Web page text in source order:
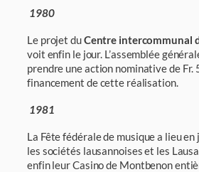
1980
Le projet duCentre intercommunal
voit enfin le jour. L’assemblée
prendre une action nominative de Fr.
financement de cette réalisation.
1981
La Fête fédérale de musique a lieu
les sociétés lausannoises et les
enfin leur Casino de Montbenon